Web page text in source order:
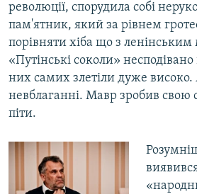
революції, спорудила собі
пам'ятник, який за рівнем
порівняти хіба що з ленінським
«Путінські соколи»
них самих злетіли дуже високо.
невблаганні. Мавр зробив свою
піти.